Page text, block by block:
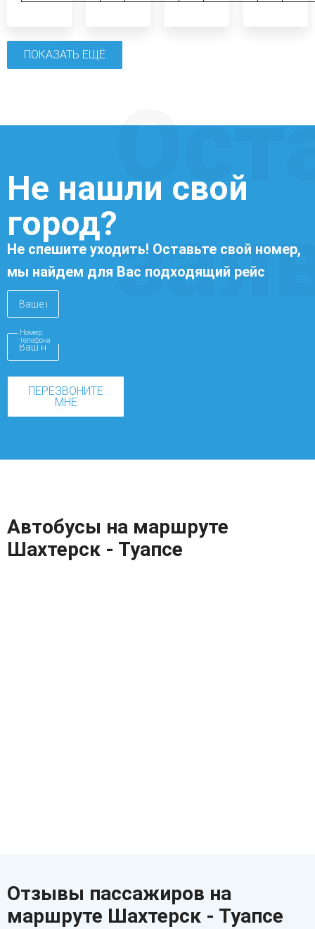
ПОКАЗАТЬ ЕЩЁ
Не нашли свой
город?
Не спешите уходить! Оставьте свой номер,
мы найдем для Вас подходящий рейс
Номер
телефона
ПЕРЕЗВОНИТЕ
МНЕ
Автобусы на маршруте
Шахтерск - Туапсе
Отзывы пассажиров на
маршруте Шахтерск - Туапсе